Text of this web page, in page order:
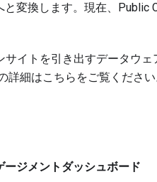
変換します。現在、Public
サイトを引き出すデータウ
詳細はこちら をご覧ください
ジメントダッシュボード